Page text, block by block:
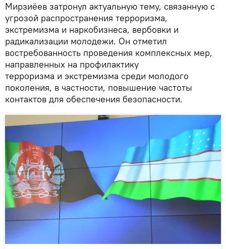
Мирзиёев затронул актуальную тему, связанную с
угрозой распространения терроризма,
экстремизма и наркобизнеса, вербовки и
радикализации молодежи. Он отметил
востребованность проведения комплексных мер,
направленных на профилактику
терроризма и экстремизма среди молодого
поколения, в частности, повышение частоты
контактов для обеспечения безопасности.